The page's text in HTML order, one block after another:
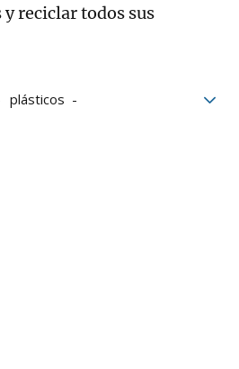
reciclar todos sus
plásticos